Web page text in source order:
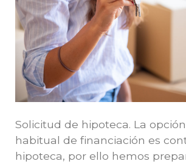
Solicitud de hipoteca. La
habitual de financiación es
hipoteca, por ello hemos